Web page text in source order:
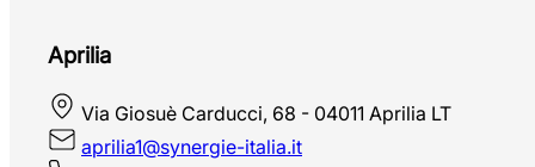
Aprilia
Via Giosuè Carducci, 68 - 04011 Aprilia LT
aprilia1@synergie-italia.it